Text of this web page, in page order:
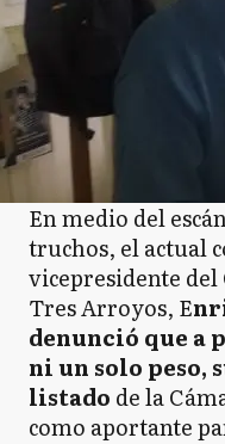
En medio del
truchos, el actual
vicepresidente
Tres Arroyos, E
denunció que a
ni un solo peso,
listado de la
como aportante